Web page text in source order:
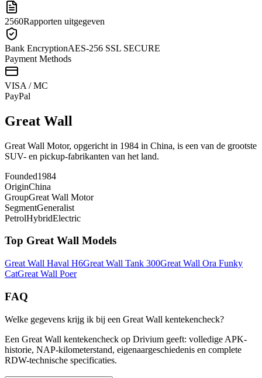
2560Rapporten uitgegeven
Bank EncryptionAES-256 SSL SECURE
Payment Methods
VISA / MC
PayPal
Great Wall
Great Wall Motor, opgericht in 1984 in China, is een van de grootste
SUV- en pickup-fabrikanten van het land.
Founded1984
OriginChina
GroupGreat Wall Motor
SegmentGeneralist
PetrolHybridElectric
Top Great Wall Models
Great Wall Haval H6Great Wall Tank 300Great Wall Ora Funky
CatGreat Wall Poer
FAQ
Welke gegevens krijg ik bij een Great Wall kentekencheck?
Een Great Wall kentekencheck op Drivium geeft: volledige APK-
historie, NAP-kilometerstand, eigenaargeschiedenis en complete
RDW-technische specificaties.